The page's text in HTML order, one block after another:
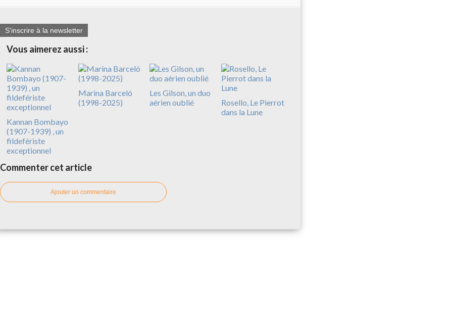
S'inscrire à la newsletter
Vous aimerez aussi :
Kannan Bombayo
(1907-1939) , un
fildefériste
exceptionnel
Marina Barceló
(1998-2025)
Les Gilson, un duo
aérien oublié
Rosello, Le Pierrot
dans la Lune
Commenter cet article
Ajouter un commentaire